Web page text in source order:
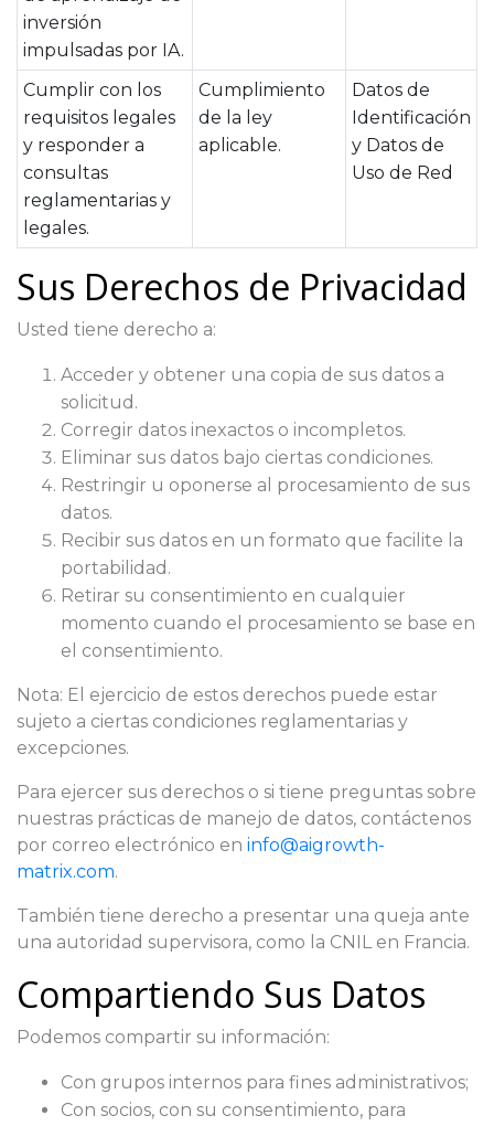
inversión
impulsadas por IA.
Cumplir con los
requisitos legales
y responder a
consultas
reglamentarias y
legales.
Cumplimiento
de la ley
aplicable.
Datos de
Identificación
y Datos de
Uso de Red
Sus Derechos de Privacidad
Usted tiene derecho a:
Acceder y obtener una copia de sus datos a
solicitud.
Corregir datos inexactos o incompletos.
Eliminar sus datos bajo ciertas condiciones.
Restringir u oponerse al procesamiento de sus
datos.
Recibir sus datos en un formato que facilite la
portabilidad.
Retirar su consentimiento en cualquier
momento cuando el procesamiento se base en
el consentimiento.
Nota: El ejercicio de estos derechos puede estar
sujeto a ciertas condiciones reglamentarias y
excepciones.
Para ejercer sus derechos o si tiene preguntas sobre
nuestras prácticas de manejo de datos, contáctenos
por correo electrónico en info@aigrowth-
matrix.com.
También tiene derecho a presentar una queja ante
una autoridad supervisora, como la CNIL en Francia.
Compartiendo Sus Datos
Podemos compartir su información:
Con grupos internos para fines administrativos;
Con socios, con su consentimiento, para